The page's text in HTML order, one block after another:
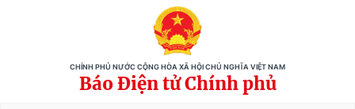
CHÍNH PHỦ NƯỚC CỘNG HÒA XÃ HỘI CHỦ NGHĨA VIỆT NAM
Báo Điện tử Chính phủ